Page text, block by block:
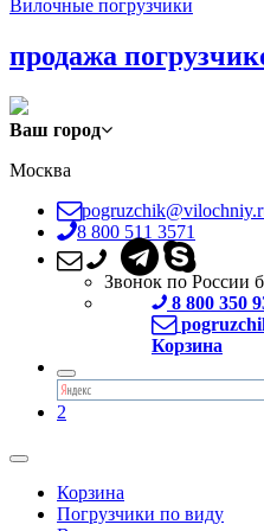
Вилочные погрузчики
продажа
Ваш город
Москва
8 800 511 3571
Звонок по России
8 800 350
Корзина
2
Корзина
Погрузчики по виду